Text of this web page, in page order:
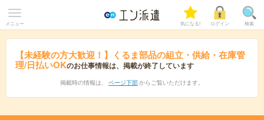
メニュー 気になる! ログイン 検索
【未経験の方大歓迎！】くるま部品の組立・供給・在庫管
理/日払いOKのお仕事情報は、掲載が終了しています
掲載時の情報は、 ページ下部 からご覧いただけます。